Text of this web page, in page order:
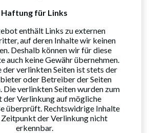
Haftung für Links
enthält Links zu externen
auf deren Inhalte wir keinen
Deshalb können wir für diese
auch keine Gewähr übernehmen.
der verlinkten Seiten ist stets der
oder Betreiber der Seiten
verlinkten Seiten wurden zum
der Verlinkung auf mögliche
überprüft. Rechtswidrige Inhalte
Zeitpunkt der Verlinkung nicht
erkennbar.